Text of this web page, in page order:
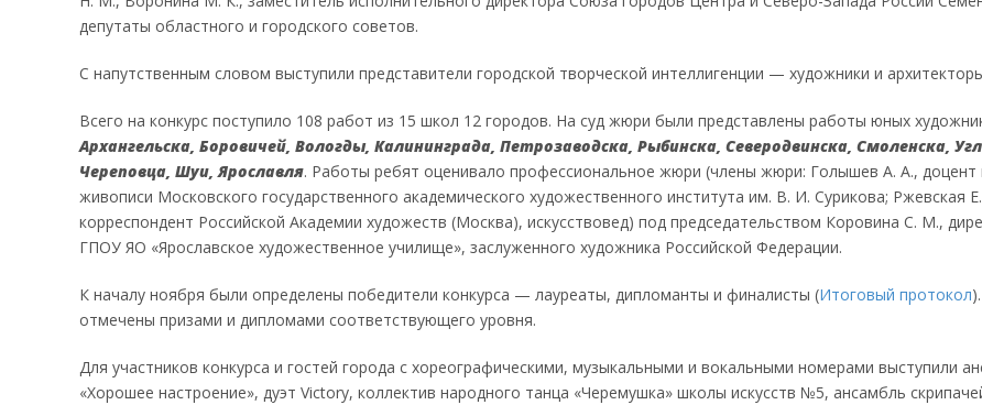
депутаты областного и городского советов.
С напутственным словом выступили представители городской творческой интеллигенции — художники и
Всего на конкурс поступило 108 работ из 15 школ 12 городов. На суд жюри были представлены работы юных
Архангельска, Боровичей, Вологды, Калининграда, Петрозаводска, Рыбинска, Северодвинска, Смоленска,
Череповца, Шуи, Ярославля. Работы ребят оценивало профессиональное жюри (члены жюри: Голышев А. А., доцент
живописи Московского государственного академического художественного института им. В. И. Сурикова; Ржевская
корреспондент Российской Академии художеств (Москва), искусствовед) под председательством Коровина С. М.,
ГПОУ ЯО «Ярославское художественное училище», заслуженного художника Российской Федерации.
К началу ноября были определены победители конкурса — лауреаты, дипломанты и финалисты (Итоговый протокол
отмечены призами и дипломами соответствующего уровня.
Для участников конкурса и гостей города с хореографическими, музыкальными и вокальными номерами выступили
«Хорошее настроение», дуэт Victory, коллектив народного танца «Черемушка» школы искусств №5, ансамбль